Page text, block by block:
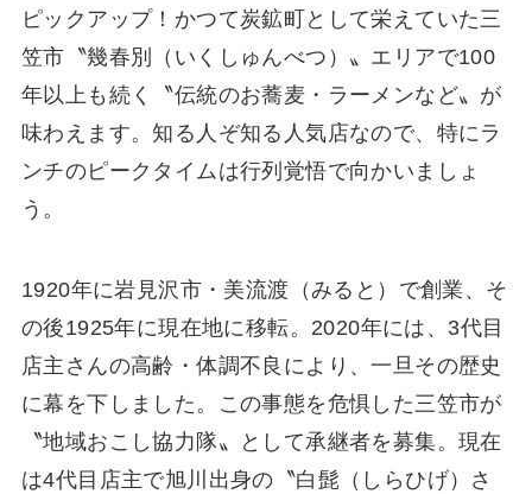
ピックアップ！かつて炭鉱町として栄えていた三
笠市〝幾春別（いくしゅんべつ）〟エリアで100
年以上も続く〝伝統のお蕎麦・ラーメンなど〟が
味わえます。知る人ぞ知る人気店なので、特にラ
ンチのピークタイムは行列覚悟で向かいましょ
う。
1920年に岩見沢市・美流渡（みると）で創業、そ
の後1925年に現在地に移転。2020年には、3代目
店主さんの高齢・体調不良により、一旦その歴史
に幕を下しました。この事態を危惧した三笠市が
〝地域おこし協力隊〟として承継者を募集。現在
は4代目店主で旭川出身の〝白髭（しらひげ）さ